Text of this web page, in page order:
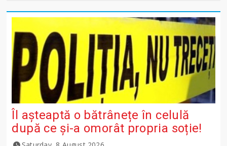
Îl așteaptă o bătrânețe în celulă
după ce și-a omorât propria soție!